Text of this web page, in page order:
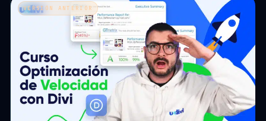
VERSIÓN ANTERIOR